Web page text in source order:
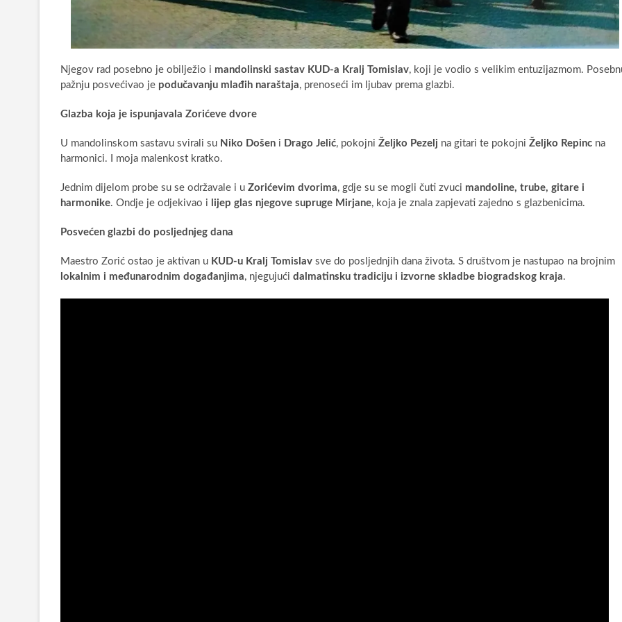
Njegov rad posebno je obilježio i mandolinski sastav KUD-a Kralj Tomislav, koji je vodio s velikim entuzijazmom.
pažnju posvećivao je podučavanju mlađih naraštaja, prenoseći im ljubav prema glazbi.
Glazba koja je ispunjavala Zorićeve dvore
U mandolinskom sastavu svirali su Niko Došen i Drago Jelić, pokojni Željko Pezelj na gitari te pokojni Željko Repinc na
harmonici. I moja malenkost kratko.
Jednim dijelom probe su se održavale i u Zorićevim dvorima, gdje su se mogli čuti zvuci mandoline, trube, gitare i
harmonike. Ondje je odjekivao i lijep glas njegove supruge Mirjane, koja je znala zapjevati zajedno s glazbenicima.
Posvećen glazbi do posljednjeg dana
Maestro Zorić ostao je aktivan u KUD-u Kralj Tomislav sve do posljednjih dana života. S društvom je nastupao na brojnim
lokalnim i međunarodnim događanjima, njegujući dalmatinsku tradiciju i izvorne skladbe biogradskog kraja.